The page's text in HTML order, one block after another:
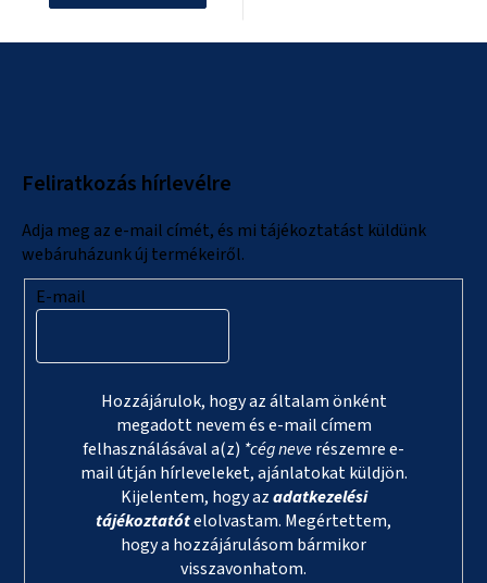
Feliratkozás hírlevélre
Adja meg az e-mail címét, és mi tájékoztatást küldünk
webáruházunk új termékeiről.
E-mail
Hozzájárulok, hogy az általam önként
megadott nevem és e-mail címem
felhasználásával a(z) *cég neverészemre e-
mail útján hírleveleket, ajánlatokat küldjön.
Kijelentem, hogy azadatkezelési
tájékoztatótelolvastam. Megértettem,
hogy a hozzájárulásom bármikor
visszavonhatom.